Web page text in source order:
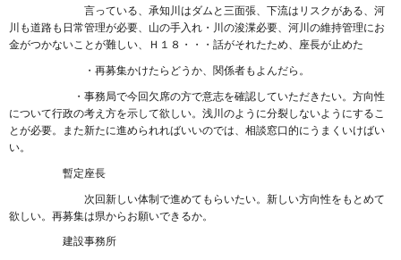
言っている、承知川はダムと三面張、下流はリスクがある、河
川も道路も日常管理が必要、山の手入れ・川の浚渫必要、河川の維持管理にお
金がつかないことが難しい、Ｈ１８・・・話がそれたため、座長が止めた
・再募集かけたらどうか、関係者もよんだら。
・事務局で今回欠席の方で意志を確認していただきたい。方向性
について行政の考え方を示して欲しい。浅川のように分裂しないようにするこ
とが必要。また新たに進められればいいのでは、相談窓口的にうまくいけばい
い。
暫定座長
次回新しい体制で進めてもらいたい。新しい方向性をもとめて
欲しい。再募集は県からお願いできるか。
建設事務所